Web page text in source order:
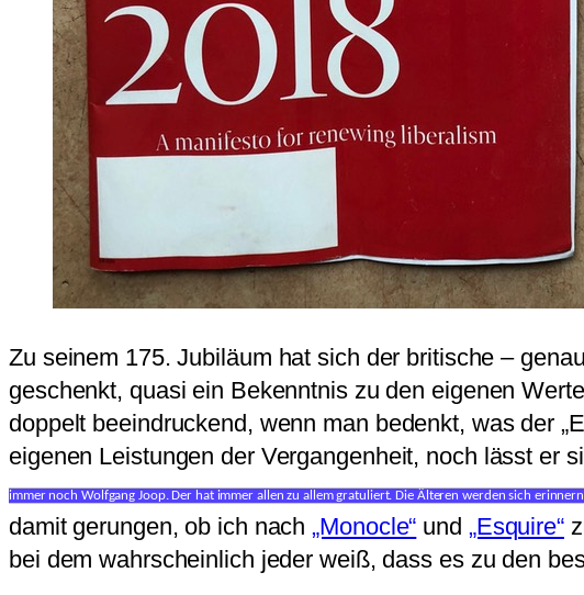
Zu seinem 175. Jubiläum hat sich der britische –
geschenkt, quasi ein Bekenntnis zu den eigenen
doppelt beeindruckend, wenn man bedenkt, was der
eigenen Leistungen der Vergangenheit, noch lässt er
immer noch Wolfgang Joop. Der hat immer allen zu allem gratuliert. Die Älteren werden sich
damit gerungen, ob ich nach„Monocle“ und „Esquire“
bei dem wahrscheinlich jeder weiß, dass es zu den